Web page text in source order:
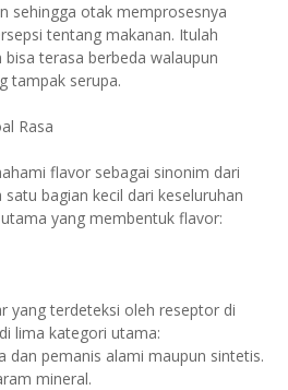
sehingga otak memprosesnya
tentang makanan. Itulah
terasa berbeda walaupun
tampak serupa.
Rasa
flavor sebagai sinonim dari
bagian kecil dari keseluruhan
yang membentuk flavor:
yang terdeteksi oleh reseptor di
lima kategori utama:
dan pemanis alami maupun sintetis.
mineral.